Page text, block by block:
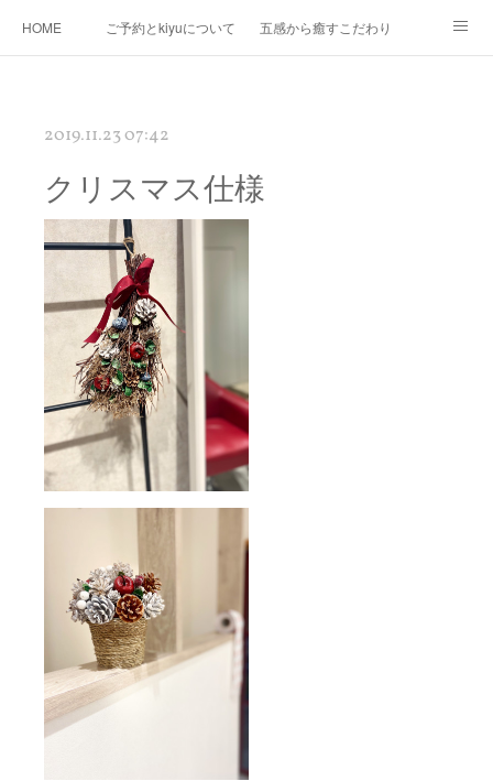
HOME ご予約とkiyuについて 五感から癒すこだわり
2019.11.23 07:42
クリスマス仕様